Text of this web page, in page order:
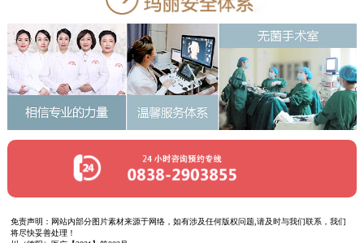
免责声明：网站内部分图片素材来源于网络，如有涉及任何版权问题,请及时与我们联系，我们
将尽快妥善处理！